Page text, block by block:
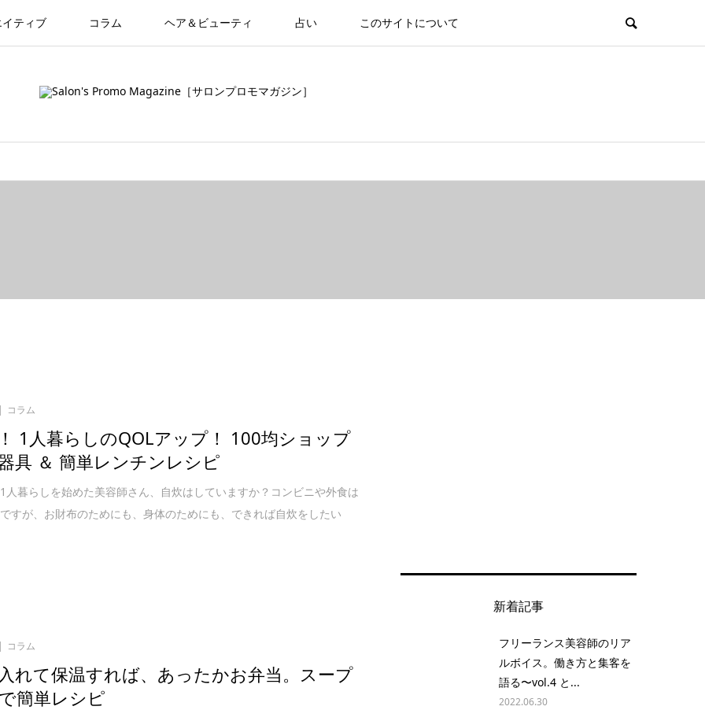
ティブ コラム ヘア＆ビューティ 占い このサイトについて
コラム
1人暮らしのQOLアップ！ 100均ショップ
具 ＆ 簡単レンチンレシピ
人暮らしを始めた美容師さん、自炊はしていますか？コンビニや外食は
すが、お財布のためにも、身体のためにも、できれば自炊をしたい
コラム
れて保温すれば、あったかお弁当。スープ
簡単レシピ
新着記事
フリーランス美容師のリア
ルボイス。働き方と集客を
語る〜vol.4 と...
2022.06.30